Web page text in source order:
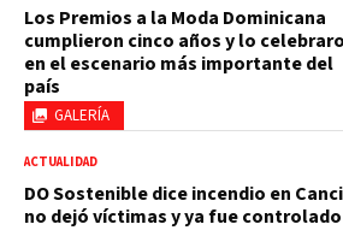
GALERÍA
Los Premios a la Moda Dominicana
cumplieron cinco años y lo
en el escenario más importante del
país
ACTUALIDAD
DO Sostenible dice incendio en
no dejó víctimas y ya fue controlado